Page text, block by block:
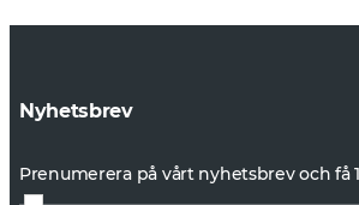
Nyhetsbrev
Prenumerera på vårt nyhetsbrev och få